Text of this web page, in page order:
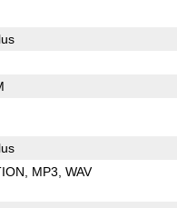
MP3 WAV